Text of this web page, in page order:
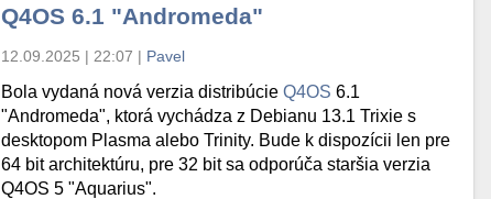
Q4OS 6.1 "Andromeda"
12.09.2025 | 22:07 | Pavel
Bola vydaná nová verzia distribúcieQ4OS 6.1
"Andromeda", ktorá vychádza z Debianu 13.1 Trixie s
desktopom Plasma alebo Trinity. Bude k dispozícii len pre
64 bit architektúru, pre 32 bit sa odporúča staršia verzia
Q4OS 5 "Aquarius".